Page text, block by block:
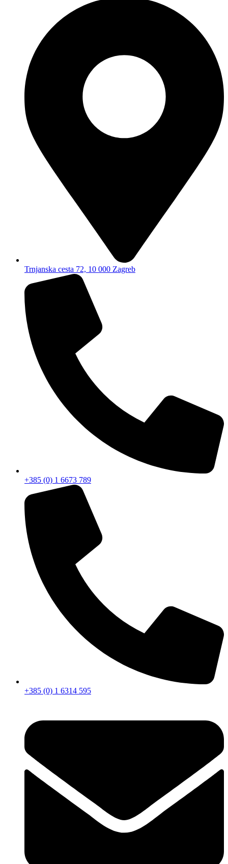
Trnjanska cesta 72, 10 000 Zagreb
+385 (0) 1 6673 789
+385 (0) 1 6314 595